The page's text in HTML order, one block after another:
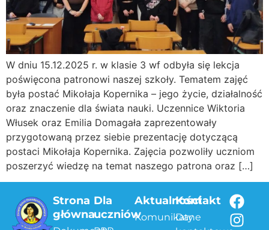
W dniu 15.12.2025 r. w klasie 3 wf odbyła się lekcja
poświęcona patronowi naszej szkoły. Tematem zajęć
była postać Mikołaja Kopernika – jego życie, działalność
oraz znaczenie dla świata nauki. Uczennice Wiktoria
Włusek oraz Emilia Domagała zaprezentowały
przygotowaną przez siebie prezentację dotyczącą
postaci Mikołaja Kopernika. Zajęcia pozwoliły uczniom
poszerzyć wiedzę na temat naszego patrona oraz […]
Strona
główna
Dla
uczniów
Aktualności
Komunikaty
Kontakt
Dane